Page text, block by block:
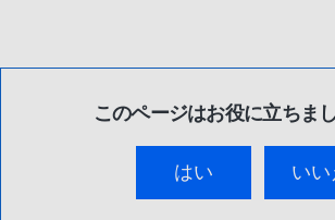
このページはお役に立ちま
はい いい